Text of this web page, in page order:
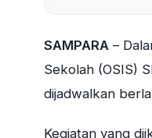
SAMPARA –
Sekolah (OSIS)
dijadwalkan
Kegiatan yang